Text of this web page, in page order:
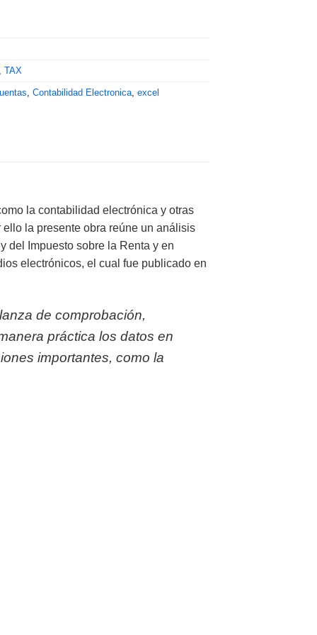
TAX
Contabilidad Electronica, excel
la contabilidad electrónica y otras
la presente obra reúne un análisis
del Impuesto sobre la Renta y en
electrónicos, el cual fue publicado en
de comprobación,
práctica los datos en
importantes, como la